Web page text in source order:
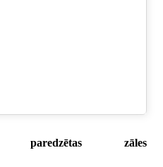
paredzētas zāles